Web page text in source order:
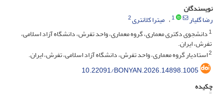
نویسندگان
رضا گلیار
1 میترا کلانتری2
1دانشجوی دکتری معماری، گروه معماری، واحد تفرش، دانشگاه آزاد اسلامی،
تفرش، ایران.
2استادیار گروه معماری، واحد تفرش، دانشگاه آزاد اسلامی، تفرش، ایران.
10.22091/BONYAN.2026.14898.1005
چکیده